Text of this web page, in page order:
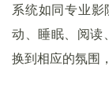
系统如同专业影
动、睡眠、阅读
换到相应的氛围